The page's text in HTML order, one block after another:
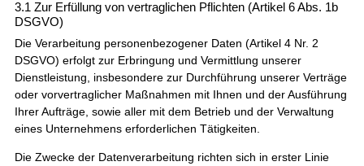
3.1 Zur Erfüllung von vertraglichen Pflichten (Artikel 6 Abs. 1b
DSGVO)
Die Verarbeitung personenbezogener Daten (Artikel 4 Nr. 2
DSGVO) erfolgt zur Erbringung und Vermittlung unserer
Dienstleistung, insbesondere zur Durchführung unserer Verträge
oder vorvertraglicher Maßnahmen mit Ihnen und der Ausführung
Ihrer Aufträge, sowie aller mit dem Betrieb und der Verwaltung
eines Unternehmens erforderlichen Tätigkeiten.
Die Zwecke der Datenverarbeitung richten sich in erster Linie